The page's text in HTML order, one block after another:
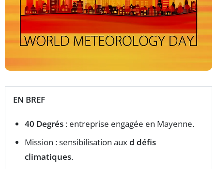
EN BREF
40 Degrés : entreprise engagée en Mayenne.
Mission : sensibilisation auxd défis
climatiques.